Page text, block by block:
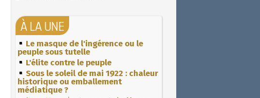
À LA UNE
Le masque de l'ingérence ou le
peuple sous tutelle
L'élite contre le peuple
Sous le soleil de mai 1922 : chaleur
historique ou emballement
médiatique ?